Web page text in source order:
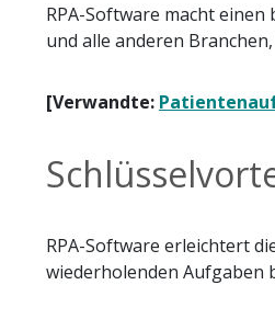
RPA-Software macht
und alle anderen
[Verwandte:
RPA-Software erleichtert
wiederholenden Aufgaben